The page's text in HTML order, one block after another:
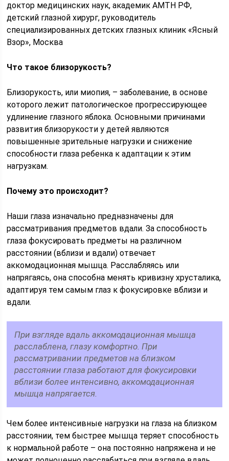
доктор медицинских наук, академик АМТН РФ,
детский глазной хирург, руководитель
специализированных детских глазных клиник «Ясный
Взор», Москва
Что такое близорукость?
Близорукость, или миопия, – заболевание, в основе
которого лежит патологическое прогрессирующее
удлинение глазного яблока. Основными причинами
развития близорукости у детей являются
повышенные зрительные нагрузки и снижение
способности глаза ребенка к адаптации к этим
нагрузкам.
Почему это происходит?
Наши глаза изначально предназначены для
рассматривания предметов вдали. За способность
глаза фокусировать предметы на различном
расстоянии (вблизи и вдали) отвечает
аккомодационная мышца. Расслабляясь или
напрягаясь, она способна менять кривизну хрусталика,
адаптируя тем самым глаз к фокусировке вблизи и
вдали.
При взгляде вдаль аккомодационная мышца
расслаблена, глазу комфортно. При
рассматривании предметов на близком
расстоянии глаза работают для фокусировки
вблизи более интенсивно, аккомодационная
мышца напрягается.
Чем более интенсивные нагрузки на глаза на близком
расстоянии, тем быстрее мышца теряет способность
к нормальной работе – она постоянно напряжена и не